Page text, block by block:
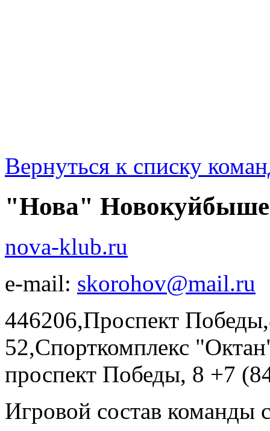
Вернуться к списку
"Нова"
nova-klub.ru
e-mail: skorohov@mail.ru
446206,Проспект
52,Спорткомплекс
проспект Победы, 8 +7
Игровой состав команды